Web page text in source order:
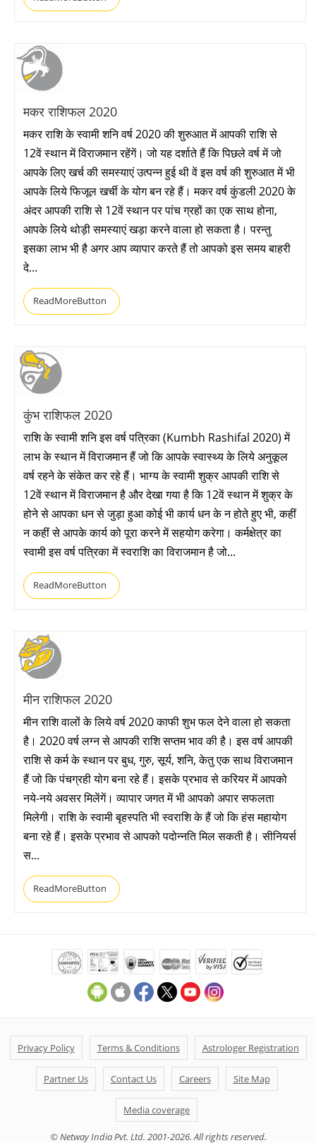
मकर राशिफल 2020
मकर राशि के स्वामी शनि वर्ष 2020 की शुरुआत में आपकी राशि से
12वें स्थान में विराजमान रहेंगें। जो यह दर्शाते हैं कि पिछले वर्ष में जो
आपके लिए खर्च की समस्याएं उत्पन्न हुई थी वें इस वर्ष की शुरुआत में भी
आपके लिये फिजूल खर्ची के योग बन रहे हैं। मकर वर्ष कुंडली 2020 के
अंदर आपकी राशि से 12वें स्थान पर पांच ग्रहों का एक साथ होना,
आपके लिये थोड़ी समस्याएं खड़ा करने वाला हो सकता है। परन्तु
इसका लाभ भी है अगर आप व्यापार करते हैं तो आपको इस समय बाहरी
दे...
ReadMoreButton
कुंभ राशिफल 2020
राशि के स्वामी शनि इस वर्ष पत्रिका (Kumbh Rashifal 2020) में
लाभ के स्थान में विराजमान हैं जो कि आपके स्वास्थ्य के लिये अनुकूल
वर्ष रहने के संकेत कर रहे हैं। भाग्य के स्वामी शुक्र आपकी राशि से
12वें स्थान में विराजमान है और देखा गया है कि 12वें स्थान में शुक्र के
होने से आपका धन से जुड़ा हुआ कोई भी कार्य धन के न होते हुए भी, कहीं
न कहीं से आपके कार्य को पूरा करने में सहयोग करेगा। कर्मक्षेत्र का
स्वामी इस वर्ष पत्रिका में स्वराशि का विराजमान है जो...
ReadMoreButton
मीन राशिफल 2020
मीन राशि वालों के लिये वर्ष 2020 काफी शुभ फल देने वाला हो सकता
है। 2020 वर्ष लग्न से आपकी राशि सप्तम भाव की है। इस वर्ष आपकी
राशि से कर्म के स्थान पर बुध, गुरु, सूर्य, शनि, केतु एक साथ विराजमान
हैं जो कि पंचग्रही योग बना रहे हैं। इसके प्रभाव से करियर में आपको
नये-नये अवसर मिलेंगें। व्यापार जगत में भी आपको अपार सफलता
मिलेगी। राशि के स्वामी बृहस्पति भी स्वराशि के हैं जो कि हंस महायोग
बना रहे हैं। इसके प्रभाव से आपको पदोन्नति मिल सकती है। सीनियर्स
स...
ReadMoreButton
Privacy Policy Terms & Conditions Astrologer Registration
Partner Us Contact Us Careers Site Map
Media coverage
© Netway India Pvt. Ltd. 2001-2026. All rights reserved.